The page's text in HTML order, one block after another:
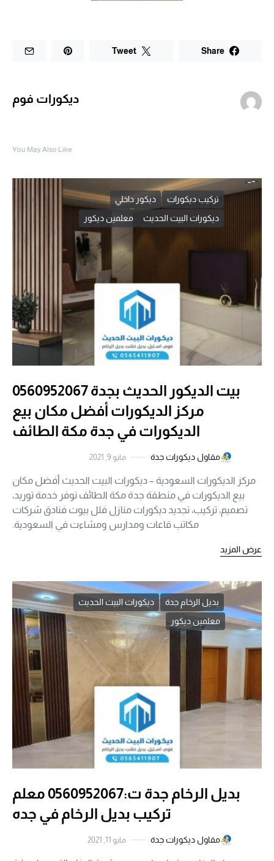
Share
Tweet
ديكورات فوم
You May Also Like
تركيب ديكورات
ديكور داخلي
ديكورات البيت الحديث
معلمين ديكور
بيت الديكور الحديث بجدة 0560952067
مركز الديكورات أفضل مكان بيع
الديكورات في جدة مكة الطائف
مقاول ديكورات جدة مايو 9, 2021
مركز الديكورات السعودية – ديكورات البيت الحديث أفضل مكان
بيع الديكورات في منطقة جدة مكة الطائف نوفر خدمة توريد،
تصميم، تركيب، تجديد ديكورات منازل فلل بيوت فنادق شركات
مكاتب قاعات ومدارس ومشاءت في السعودية.
عرض المزيد
بديل الرخام جدة
ديكورات البيت الحديث
معلمين ديكور
بديل الرخام جدة ت:0560952067 معلم
تركيب بديل الرخام في جده
مقاول ديكورات جدة مايو 11, 2021